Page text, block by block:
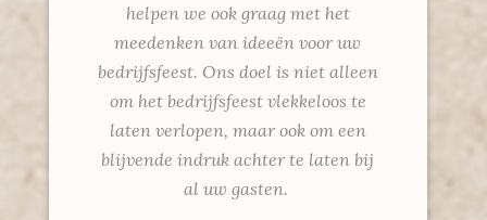
helpen we ook graag met het
meedenken van ideeën voor uw
bedrijfsfeest. Ons doel is niet alleen
om het bedrijfsfeest vlekkeloos te
laten verlopen, maar ook om een
blijvende indruk achter te laten bij
al uw gasten.